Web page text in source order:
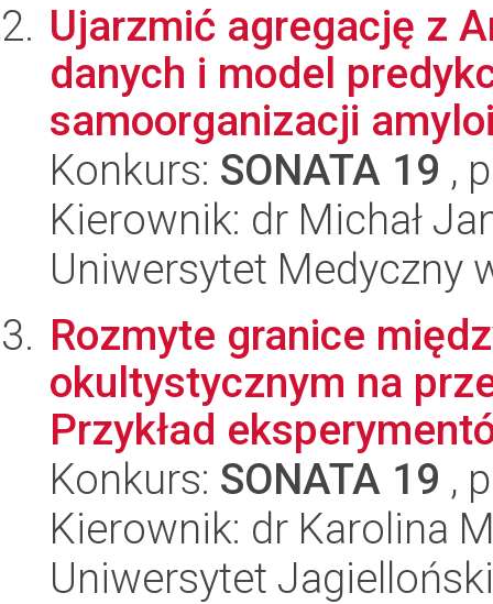
Ujarzmić agregację z
danych i model
samoorganizacji
Konkurs: SONATA 19 ,
Kierownik: dr Michał
Uniwersytet Medyczny
Rozmyte granice
okultystycznym na
Przykład
Konkurs: SONATA 19 ,
Kierownik: dr Karolina
Uniwersytet